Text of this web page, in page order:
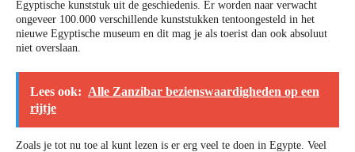
Egyptische kunststuk uit de geschiedenis. Er worden naar verwacht
ongeveer 100.000 verschillende kunststukken tentoongesteld in het
nieuwe Egyptische museum en dit mag je als toerist dan ook absoluut
niet overslaan.
Lees ook: Alle Zanzibar bezienswaardigheden op een
rijtje
Zoals je tot nu toe al kunt lezen is er erg veel te doen in Egypte. Veel